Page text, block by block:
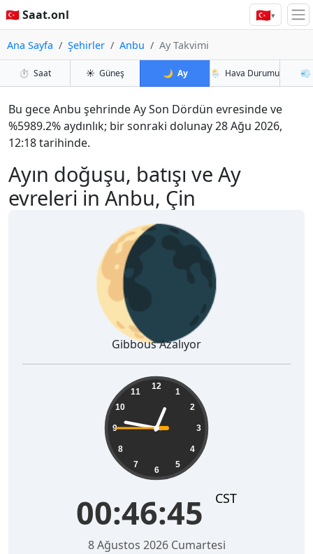
🇹🇷 Saat.onl 🇹🇷▾
Ana Sayfa Şehirler Anbu Ay Takvimi
⏱️ Saat ☀️ Güneş 🌙 Ay 🌦️ Hava Durumu 💨
Ayın doğuşu, batışı ve Ay
evreleri in Anbu, Çin
Bu gece Anbu şehrinde Ay Son Dördün evresinde ve
%5989.2% aydınlık; bir sonraki dolunay 28 Ağu 2026,
12:18 tarihinde.
🌘
Gibbous Azalıyor
12
1
2
3
4
5
6
7
8
9
10
11
00:46:46 CST
8 Ağustos 2026 Cumartesi